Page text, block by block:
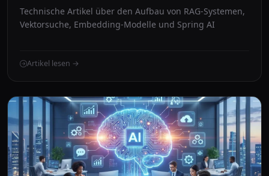
Technische Artikel über den Aufbau von RAG-Systemen,
Vektorsuche, Embedding-Modelle und Spring AI
Artikel lesen →